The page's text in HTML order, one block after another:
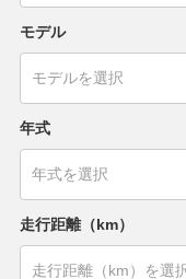
モデル
年式
走行距離（km）